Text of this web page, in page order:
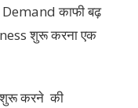
काफी बढ़
शुरू करना एक
करने की